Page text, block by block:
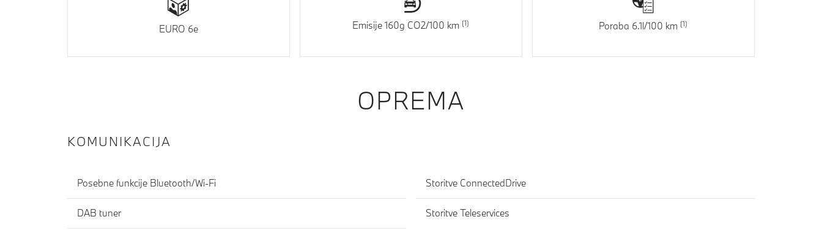
EURO 6e Emisije 160g CO2/100 km Poraba 6.1l/100 km
OPREMA
KOMUNIKACIJA
Posebne funkcije Bluetooth/Wi-Fi
DAB tuner
Storitve ConnectedDrive
Storitve Teleservices